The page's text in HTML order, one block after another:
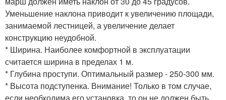
Уменьшение наклона приводит к увеличению площади,
занимаемой лестницей, а увеличение делает
конструкцию неудобной.
* Ширина. Наиболее комфортной в эксплуатации
считается ширина в пределах 1 м.
* Глубина проступи. Оптимальный размер - 250-300 мм.
* Высота подступенка. Внимание! Только в том случае,